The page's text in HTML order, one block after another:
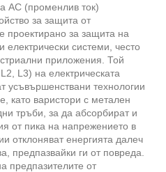
AC (променлив ток)
за защита от
проектирано за защита на
системи, често
приложения. Той
L3) на електрическата
усъвършенствани технологии
като варистори с метален
тръби, за да абсорбират и
от пика на напрежението в
отклоняват енергията далеч
предпазвайки ги от повреда.
предпазителите от